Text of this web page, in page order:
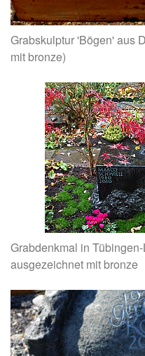
Grabskulptur 'Bögen' aus
mit bronze)
Grabdenkmal in
ausgezeichnet mit bronze